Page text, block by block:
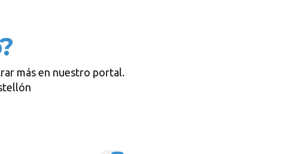
más en nuestro portal.